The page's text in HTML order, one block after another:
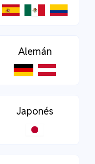
Alemán
Japonés